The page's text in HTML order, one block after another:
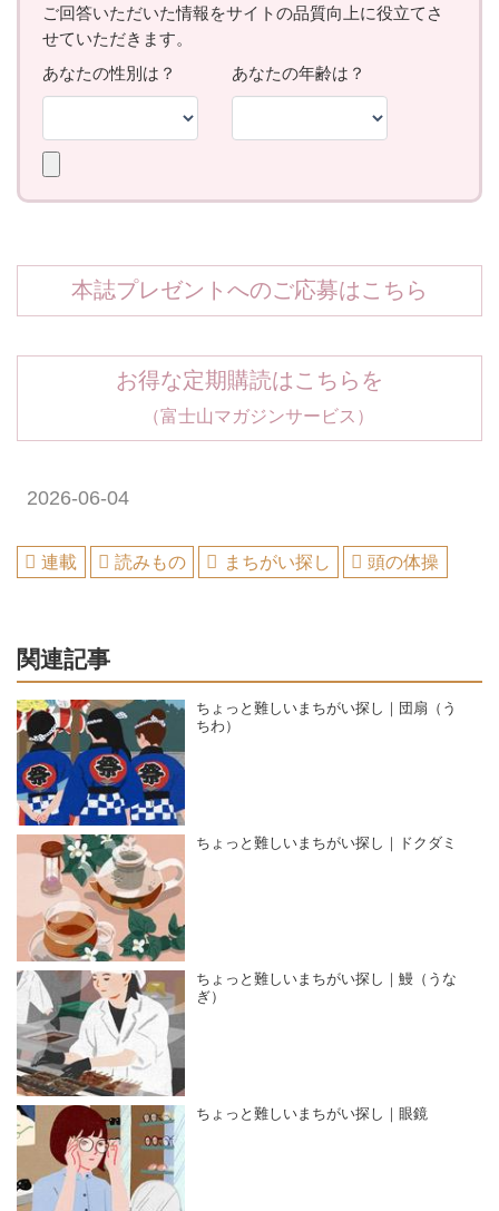
本誌プレゼントへのご応募はこちら
お得な定期購読はこちらを
（富士山マガジンサービス）
2026-06-04
連載 読みもの まちがい探し 頭の体操
関連記事
ちょっと難しいまちがい探し｜団扇（う
ちわ）
ちょっと難しいまちがい探し｜ドクダミ
ちょっと難しいまちがい探し｜鰻（うな
ぎ）
ちょっと難しいまちがい探し｜眼鏡